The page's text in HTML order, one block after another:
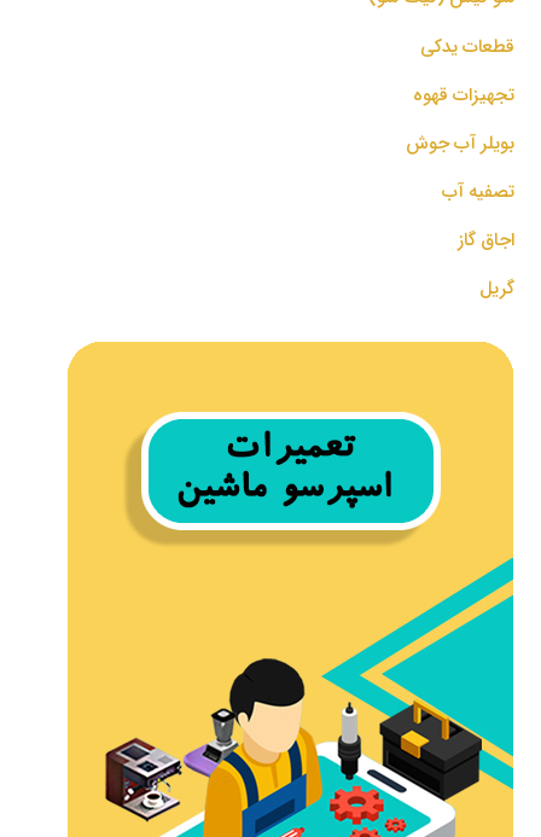
قطعات یدکی
تجهیزات قهوه
بویلر آب جوش
تصفیه آب
اجاق گاز
گریل